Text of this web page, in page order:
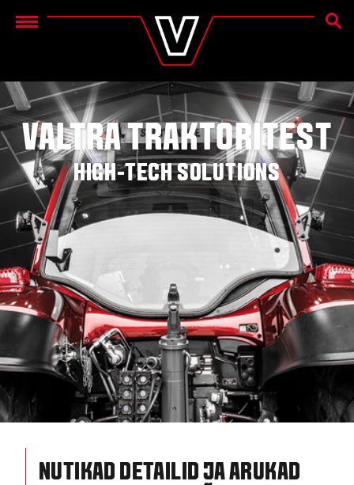
Menu
VALTRA TRAKTORITEST
HIGH-TECH SOLUTIONS
NUTIKAD DETAILID JA ARUKAD